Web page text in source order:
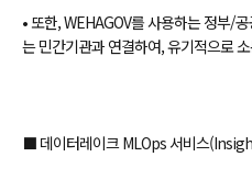
• 또한, WEHAGOV를 사용하는 정부/
는 민간기관과 연결하여, 유기적으로
⬛ 데이터레이크 MLOps 서비스